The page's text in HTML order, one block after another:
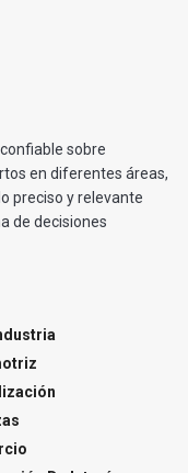
sobre
en diferentes áreas,
preciso y relevante
de decisiones